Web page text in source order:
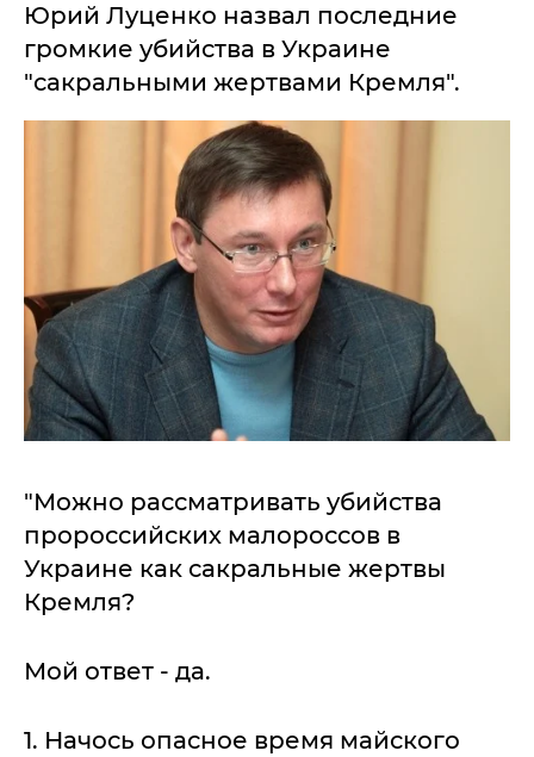
Юрий Луценко назвал последние
громкие убийства в Украине
"сакральными жертвами Кремля".
"Можно рассматривать убийства
пророссийских малороссов в
Украине как сакральные жертвы
Кремля?
Мой ответ - да.
1. Начось опасное время майского